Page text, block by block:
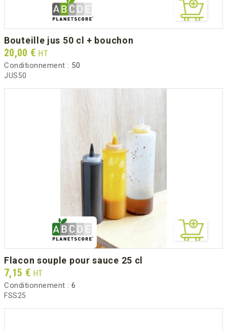
bouteille jus 50 cl + bouchon
Prix
20,00 € HT
Conditionnement : 50
JUS50
flacon souple pour sauce 25 cl
Prix
7,15 € HT
Conditionnement : 6
FSS25